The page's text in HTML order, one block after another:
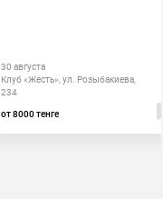
30 августа
Клуб «Жесть», ул. Розыбакиева,
234
от 8000 тенге